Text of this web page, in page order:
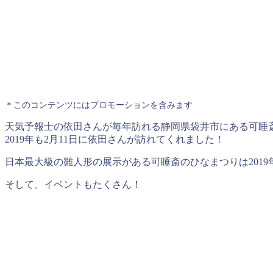
＊このコンテンツにはプロモーションを含みます
天気予報士の依田さんが毎年訪れる静岡県袋井市にある可睡
2019年も2月11日に依田さんが訪れてくれました！
日本最大級の雛人形の展示がある可睡斎のひなまつりは2019
そして、イベントもたくさん！